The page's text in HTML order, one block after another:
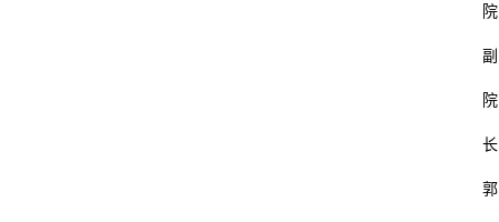
院
副
院
长
郭